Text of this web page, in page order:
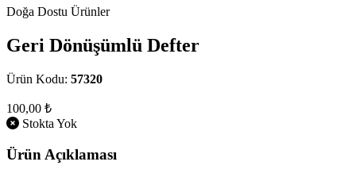
Doğa Dostu Ürünler
Geri Dönüşümlü Defter
Ürün Kodu: 57320
100,00 ₺
Stokta Yok
Ürün Açıklaması